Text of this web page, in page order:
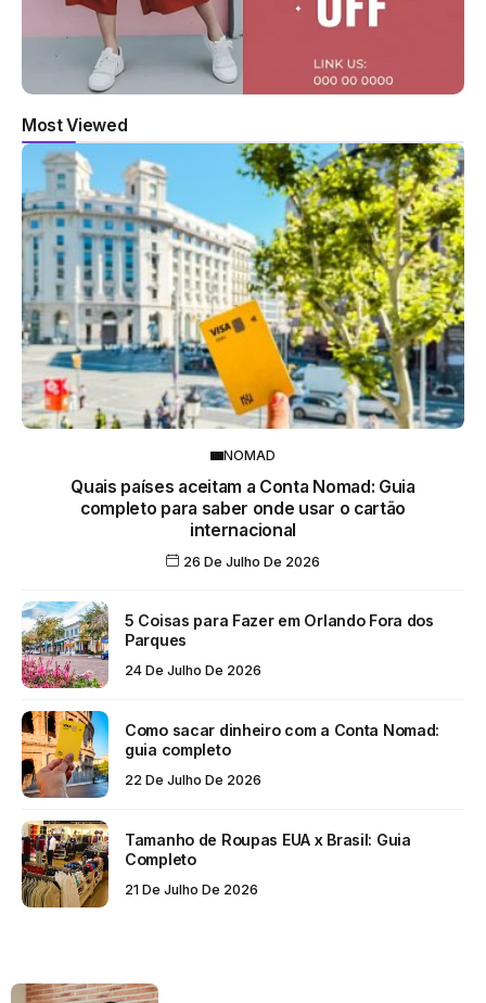
Most Viewed
NOMAD
Quais países aceitam a Conta Nomad: Guia
completo para saber onde usar o cartão
internacional
26 De Julho De 2026
5 Coisas para Fazer em Orlando Fora dos
Parques
24 De Julho De 2026
Como sacar dinheiro com a Conta Nomad:
guia completo
22 De Julho De 2026
Tamanho de Roupas EUA x Brasil: Guia
Completo
21 De Julho De 2026